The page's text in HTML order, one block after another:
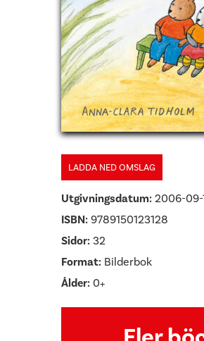
LADDA NED OMSLAG
Utgivningsdatum: 2006-09-
ISBN: 9789150123128
Sidor: 32
Format: Bilderbok
Ålder: 0+